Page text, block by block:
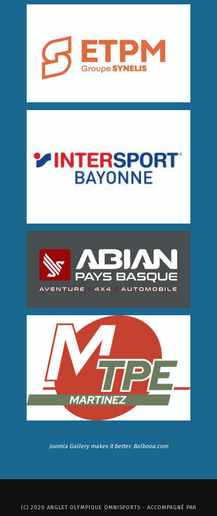
Joomla Gallerymakes it better. Balbooa.com
(C) 2020 ANGLET OLYMPIQUE OMNISPORTS - ACCOMPAGNÉ PAR